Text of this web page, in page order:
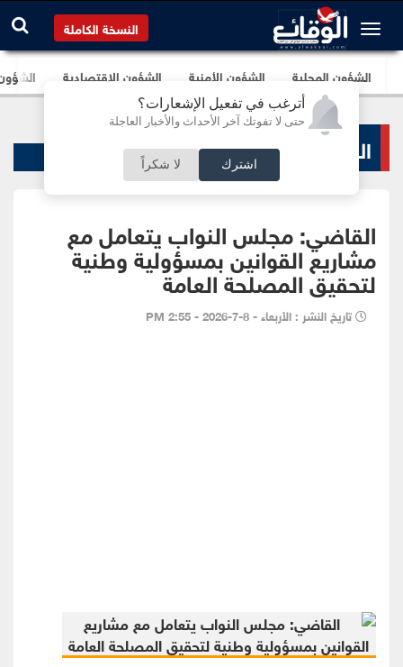
أترغب في تفعيل الإشعارات؟
حتى لا تفوتك آخر الأحداث والأخبار العاجلة
اشترك لا شكراً
النسخة الكاملة
الشؤون المحلية الشؤون الأمنية الشؤون الإقتصادية
الشؤون البرلمانية
القاضي: مجلس النواب يتعامل مع
مشاريع القوانين بمسؤولية وطنية
لتحقيق المصلحة العامة
تاريخ النشر : الأربعاء - 8-7-2026 - 2:55 PM